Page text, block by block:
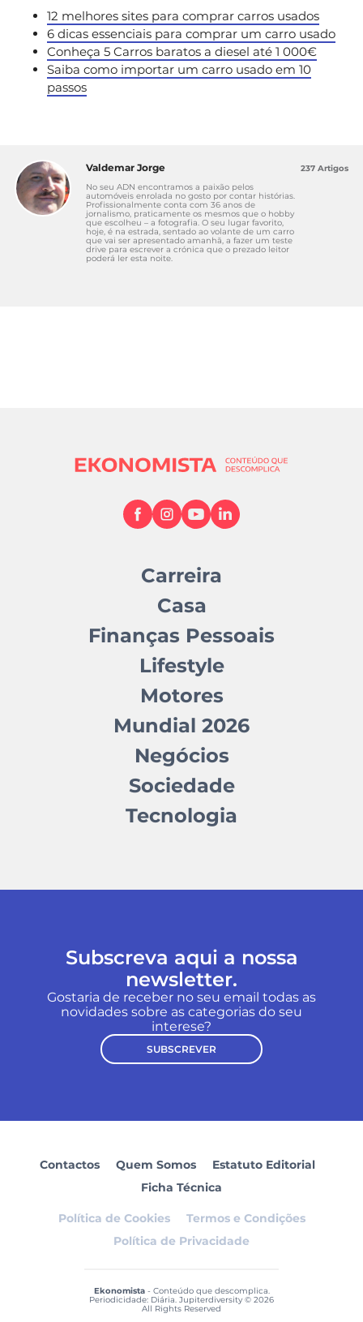
12 melhores sites para comprar carros usados
6 dicas essenciais para comprar um carro usado
Conheça 5 Carros baratos a diesel até 1 000€
Saiba como importar um carro usado em 10
passos
Valdemar Jorge
No seu ADN encontramos a paixão pelos
automóveis enrolada no gosto por contar histórias.
Profissionalmente conta com 36 anos de
jornalismo, praticamente os mesmos que o hobby
que escolheu – a fotografia. O seu lugar favorito,
hoje, é na estrada, sentado ao volante de um carro
que vai ser apresentado amanhã, a fazer um teste
drive para escrever a crónica que o prezado leitor
poderá ler esta noite.
237 Artigos
Carreira
Casa
Finanças Pessoais
Lifestyle
Motores
Mundial 2026
Negócios
Sociedade
Tecnologia
Subscreva aqui a nossa
newsletter.
Gostaria de receber no seu email todas as
novidades sobre as categorias do seu
interese?
SUBSCREVER
Contactos Quem Somos
Estatuto Editorial
Ficha Técnica
Política de Cookies
Termos e Condições
Política de Privacidade
Ekonomista- Conteúdo que descomplica.
Periodicidade: Diária. Jupiterdiversity © 2026
All Rights Reserved